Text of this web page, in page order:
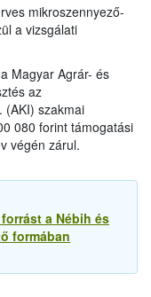
mikroszennyező-
a vizsgálati
Magyar Agrár- és
az
(AKI) szakmai
080 forint támogatási
végén zárul.
a Nébih és
formában